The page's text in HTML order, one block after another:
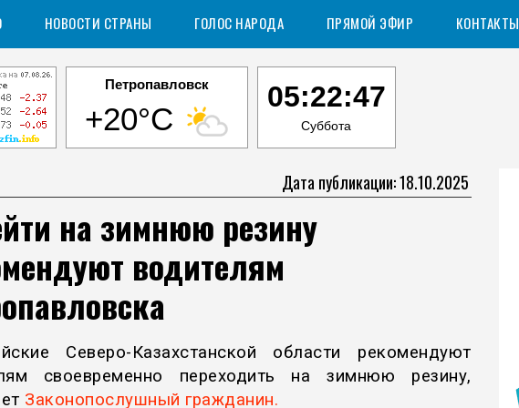
НОВОСТИ СТРАНЫ ГОЛОС НАРОДА ПРЯМОЙ ЭФИР КОНТАКТЫ
Петропавловск
+20°C
05:22:48
Суббота
Дата публикации: 18.10.2025
на зимнюю резину
водителям
Северо-Казахстанской области рекомендуют
своевременно переходить на зимнюю резину,
Законопослушный гражданин.